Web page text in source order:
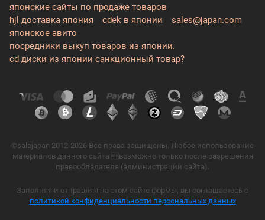
японские сайты по продаже товаров
hjl доставка япония
cdek в японии
sales@japan.com
японское авито
посредники выкуп товаров из японии.
cd диски из японии санкционный товар?
©salejapan 2012-2026 Все права защищены. Любое использование
материалов данного сайта возможно только после разрешения
правообладателя (администрации сайта).
Заполняя и отправляя на этом сайте формы, вы соглашаетесь с
политикой конфиденциальности персональных данных